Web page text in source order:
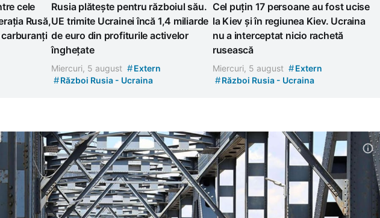
cele
Rusă,
Rusia plătește pentru războiul său.
UE trimite Ucrainei încă 1,4 miliarde
de euro din profiturile activelor
înghețate
Miercuri, 5 august #Extern
#Război Rusia - Ucraina
Cel puțin 17 persoane au fost ucise
la Kiev și în regiunea Kiev. Ucraina
nu a interceptat nicio rachetă
rusească
Miercuri, 5 august #Extern
#Război Rusia - Ucraina